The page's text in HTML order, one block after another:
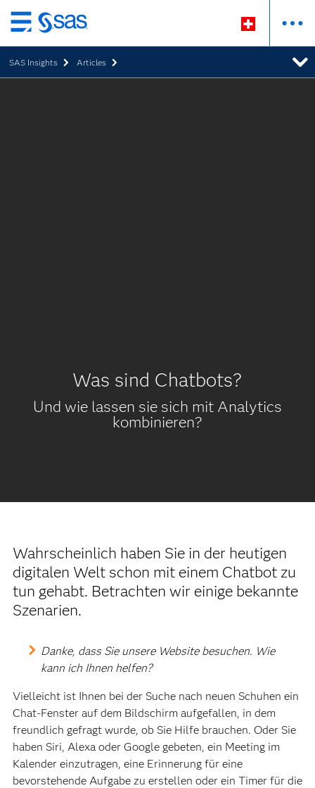
Zurück
zum
Hauptinhalt
SAS Insights Articles
Was sind Chatbots?
Und wie lassen sie sich mit Analytics
kombinieren?
Wahrscheinlich haben Sie in der heutigen
digitalen Welt schon mit einem Chatbot zu
tun gehabt. Betrachten wir einige bekannte
Szenarien.
Danke, dass Sie unsere Website besuchen. Wie
kann ich Ihnen helfen?
Vielleicht ist Ihnen bei der Suche nach neuen Schuhen ein
Chat-Fenster auf dem Bildschirm aufgefallen, in dem
freundlich gefragt wurde, ob Sie Hilfe brauchen. Oder Sie
haben Siri, Alexa oder Google gebeten, ein Meeting im
Kalender einzutragen, eine Erinnerung für eine
bevorstehende Aufgabe zu erstellen oder ein Timer für die